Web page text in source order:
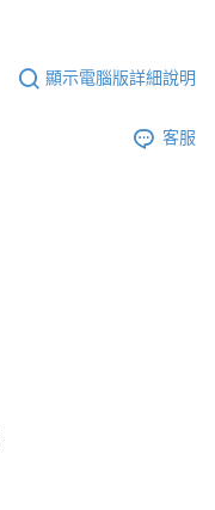
顯示電腦版詳細說明
客服